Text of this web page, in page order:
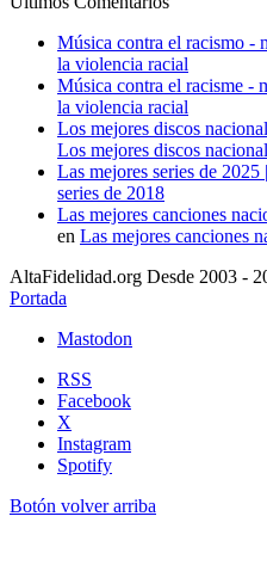
Música contra el racismo -
la violencia racial
Música contra el racisme -
la violencia racial
Los mejores discos
Los mejores discos
Las mejores series de
series de 2018
Las mejores canciones
en Las mejores canciones
AltaFidelidad.org Desde 2003 -
Portada
Mastodon
RSS
Facebook
X
Instagram
Spotify
Botón volver arriba